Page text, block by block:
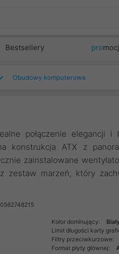
Bestsellery pro
Obudowy komputerowe
połączenie elegancji i
konstrukcja ATX z
zainstalowane
zestaw marzeń, który
Kolor dominujący:
Biały
Limit długości karty
Filtry przeciwkurzowe:
Format płyty głównej: